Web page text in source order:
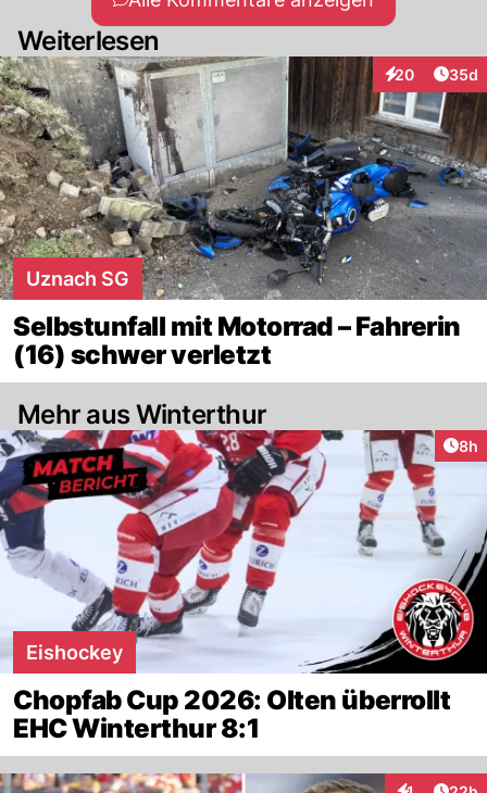
Weiterlesen
20
Interaktionen
35d
Uznach SG
Selbstunfall mit Motorrad – Fahrerin
(16) schwer verletzt
Mehr aus Winterthur
8h
Eishockey
Chopfab Cup 2026: Olten überrollt
EHC Winterthur 8:1